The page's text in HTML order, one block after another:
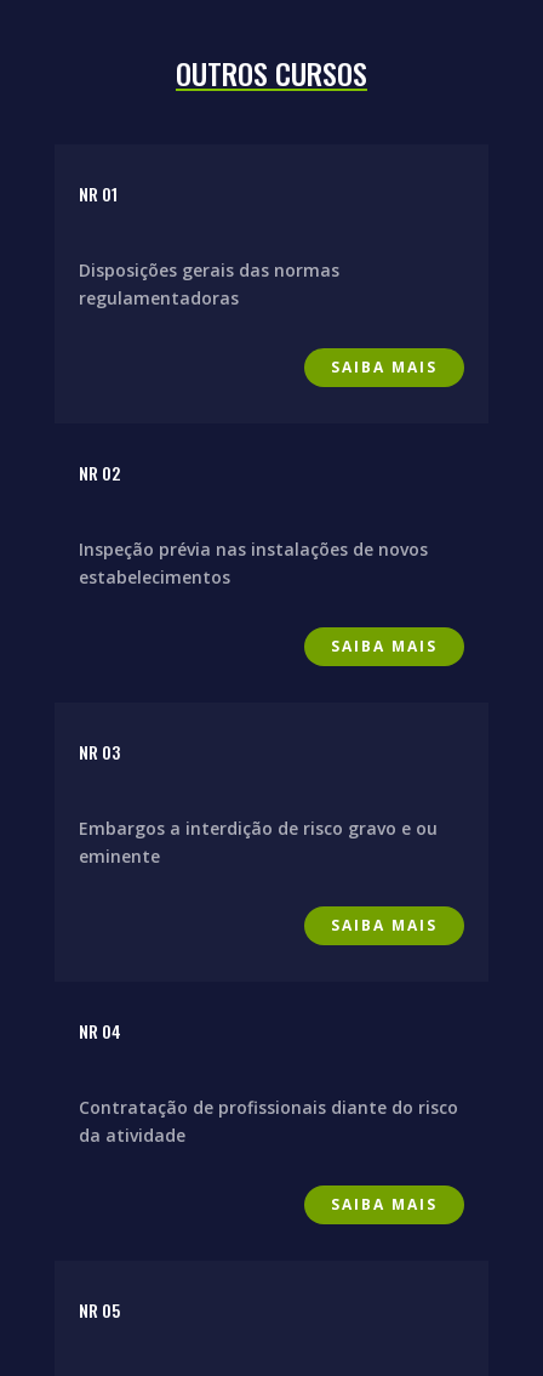
OUTROS CURSOS
NR 01
Disposições gerais das normas
regulamentadoras
SAIBA MAIS
NR 02
Inspeção prévia nas instalações de novos
estabelecimentos
SAIBA MAIS
NR 03
Embargos a interdição de risco gravo e ou
eminente
SAIBA MAIS
NR 04
Contratação de profissionais diante do risco
da atividade
SAIBA MAIS
NR 05